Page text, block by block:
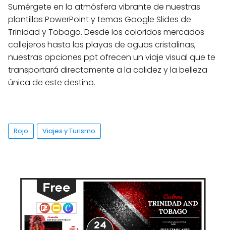
Sumérgete en la atmósfera vibrante de nuestras
plantillas PowerPoint y temas Google Slides de
Trinidad y Tobago. Desde los coloridos mercados
callejeros hasta las playas de aguas cristalinas,
nuestras opciones ppt ofrecen un viaje visual que te
transportará directamente a la calidez y la belleza
única de este destino.
Rojo Viajes y Turismo